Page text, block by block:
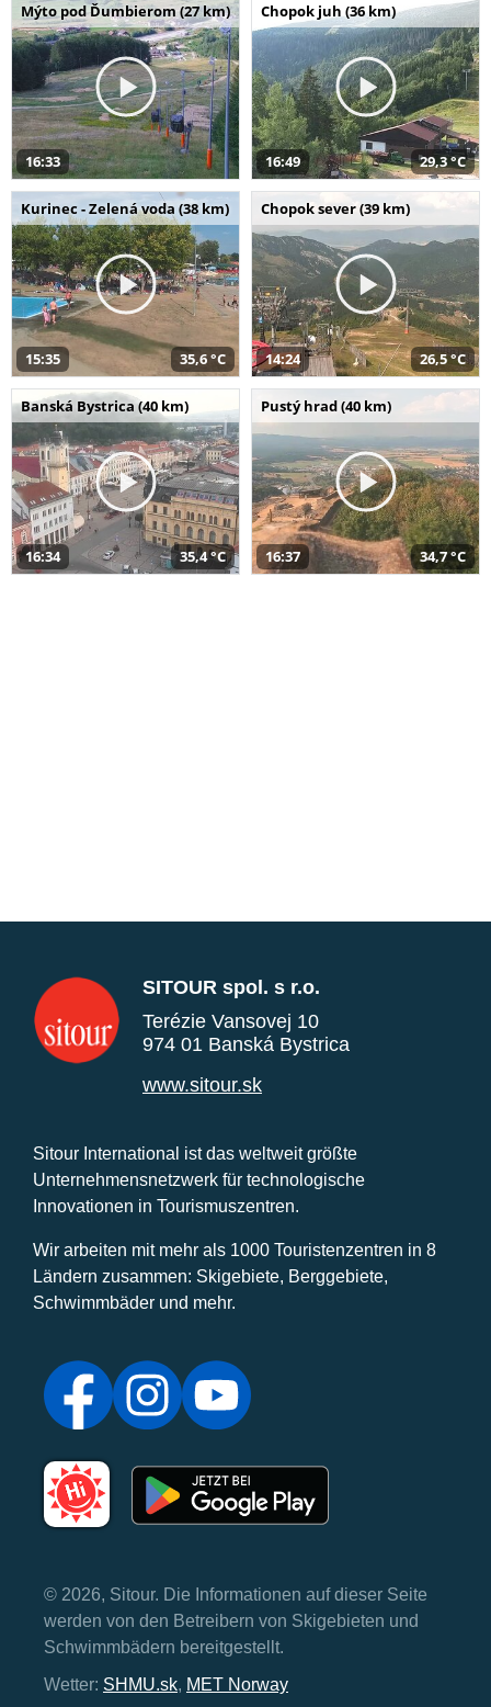
Mýto pod Ďumbierom (27 km)
16:33
Chopok juh (36 km)
16:49 29,3 °C
Kurinec - Zelená voda (38 km)
15:35 35,6 °C
Chopok sever (39 km)
14:24 26,5 °C
Banská Bystrica (40 km)
16:34 35,4 °C
Pustý hrad (40 km)
16:37 34,7 °C
SITOUR spol. s r.o.
Terézie Vansovej 10
974 01 Banská Bystrica
www.sitour.sk
Sitour International ist das weltweit größte
Unternehmensnetzwerk für technologische
Innovationen in Tourismuszentren.
Wir arbeiten mit mehr als 1000 Touristenzentren in 8
Ländern zusammen: Skigebiete, Berggebiete,
Schwimmbäder und mehr.
© 2026, Sitour. Die Informationen auf dieser Seite
werden von den Betreibern von Skigebieten und
Schwimmbädern bereitgestellt.
Wetter: SHMU.sk, MET Norway